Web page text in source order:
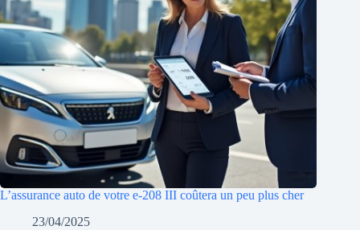
L’assurance auto de votre e-208 III coûtera un peu plus cher
23/04/2025